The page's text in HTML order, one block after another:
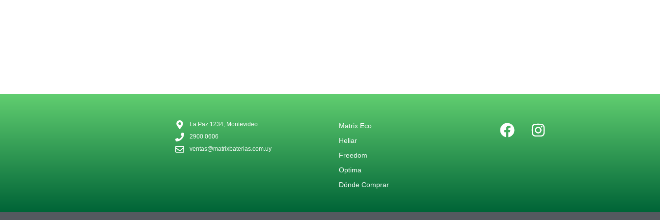
La Paz 1234, Montevideo
2900 0606
ventas@matrixbaterias.com.uy
Matrix Eco
Heliar
Freedom
Optima
Dónde Comprar